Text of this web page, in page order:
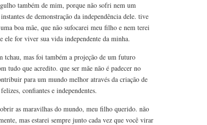
também de mim, porque não sofri nem um
de demonstração da independência dele. tive
boa mãe, que não sufocarei meu filho e nem terei
ele for viver sua vida independente da minha.
tchau, mas foi também a projeção de um futuro
tudo que acredito. que ser mãe não é padecer no
para um mundo melhor através da criação de
confiantes e independentes.
as maravilhas do mundo, meu filho querido. não
mas estarei sempre junto cada vez que você virar